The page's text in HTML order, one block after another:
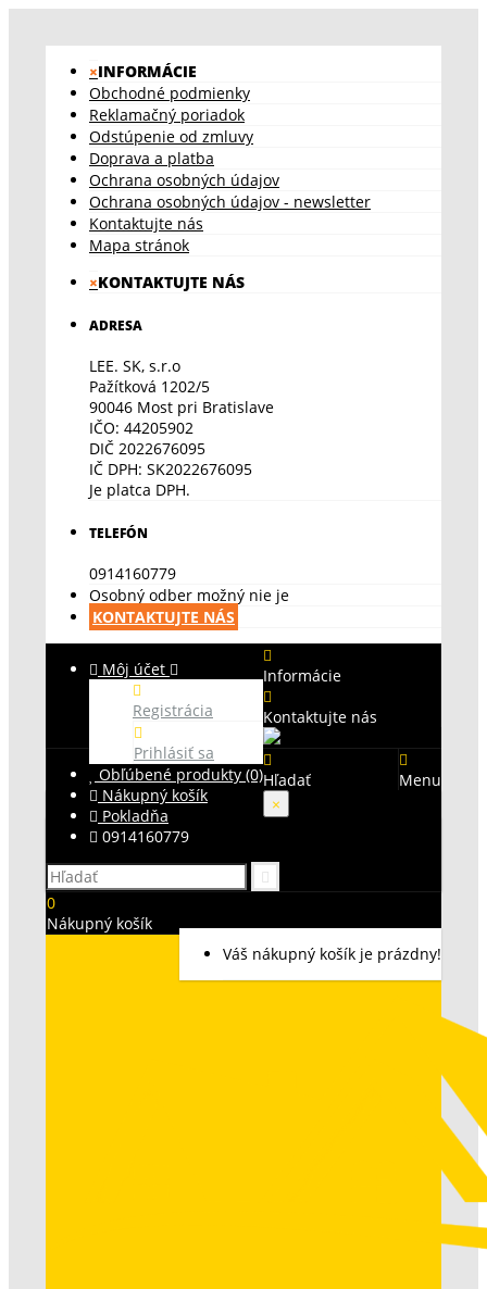
×INFORMÁCIE
Obchodné podmienky
Reklamačný poriadok
Odstúpenie od zmluvy
Doprava a platba
Ochrana osobných údajov
Ochrana osobných údajov - newsletter
Kontaktujte nás
Mapa stránok
×KONTAKTUJTE NÁS
ADRESA
LEE. SK, s.r.o
Pažítková 1202/5
90046 Most pri Bratislave
IČO: 44205902
DIČ 2022676095
IČ DPH: SK2022676095
Je platca DPH.
TELEFÓN
0914160779
Osobný odber možný nie je
KONTAKTUJTE NÁS
Môj účet
Registrácia
Prihlásiť sa
Obľúbené produkty (0)
Nákupný košík
Pokladňa
0914160779
Informácie
Kontaktujte nás
Menu
Hľadať
×
0
Nákupný košík
Váš nákupný košík je prázdny!